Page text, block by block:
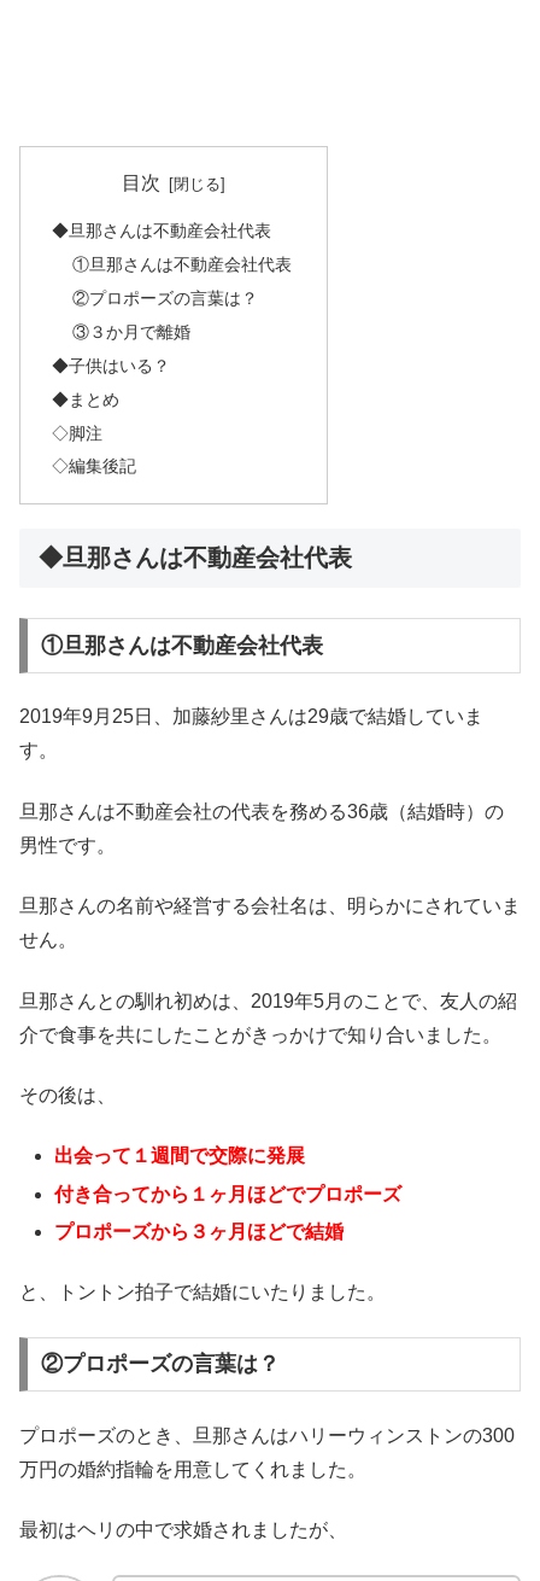
目次
◆旦那さんは不動産会社代表
①旦那さんは不動産会社代表
②プロポーズの言葉は？
③３か月で離婚
◆子供はいる？
◆まとめ
◇脚注
◇編集後記
◆旦那さんは不動産会社代表
①旦那さんは不動産会社代表
2019年9月25日、加藤紗里さんは29歳で結婚していま
す。
旦那さんは不動産会社の代表を務める36歳（結婚時）の
男性です。
旦那さんの名前や経営する会社名は、明らかにされていま
せん。
旦那さんとの馴れ初めは、2019年5月のことで、友人の紹
介で食事を共にしたことがきっかけで知り合いました。
その後は、
出会って１週間で交際に発展
付き合ってから１ヶ月ほどでプロポーズ
プロポーズから３ヶ月ほどで結婚
と、トントン拍子で結婚にいたりました。
②プロポーズの言葉は？
プロポーズのとき、旦那さんはハリーウィンストンの300
万円の婚約指輪を用意してくれました。
最初はヘリの中で求婚されましたが、